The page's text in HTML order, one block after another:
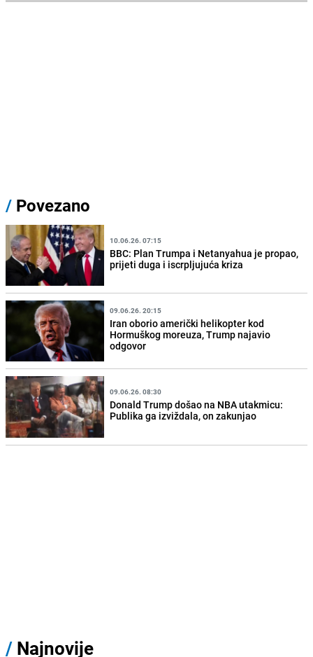
/ Povezano
10.06.26. 07:15
BBC: Plan Trumpa i Netanyahua je propao,
prijeti duga i iscrpljujuća kriza
09.06.26. 20:15
Iran oborio američki helikopter kod
Hormuškog moreuza, Trump najavio
odgovor
09.06.26. 08:30
Donald Trump došao na NBA utakmicu:
Publika ga izviždala, on zakunjao
/ Najnovije